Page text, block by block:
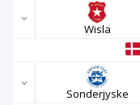
Wisla
Sonderjyske